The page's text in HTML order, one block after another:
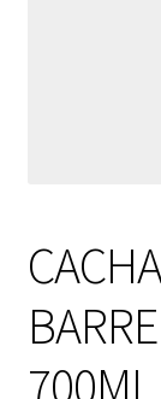
700ML